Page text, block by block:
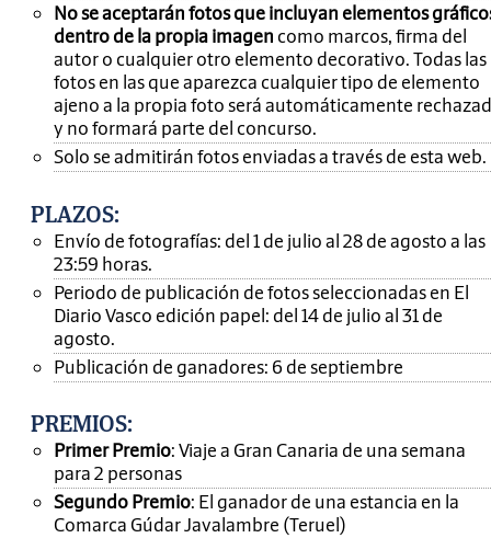
No se aceptarán fotos que incluyan elementos
dentro de la propia imagen como marcos, firma del
autor o cualquier otro elemento decorativo. Todas las
fotos en las que aparezca cualquier tipo de elemento
ajeno a la propia foto será automáticamente
y no formará parte del concurso.
Solo se admitirán fotos enviadas a través de esta web.
PLAZOS:
Envío de fotografías: del 1 de julio al 28 de agosto a las
23:59 horas.
Periodo de publicación de fotos seleccionadas en El
Diario Vasco edición papel: del 14 de julio al 31 de
agosto.
Publicación de ganadores: 6 de septiembre
PREMIOS:
Primer Premio: Viaje a Gran Canaria de una semana
para 2 personas
Segundo Premio: El ganador de una estancia en la
Comarca Gúdar Javalambre (Teruel)